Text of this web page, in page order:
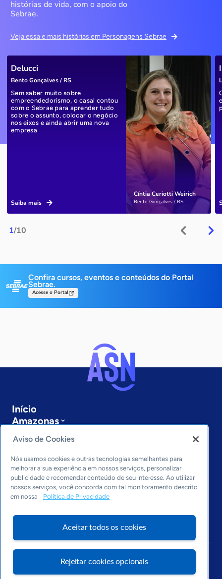
histórias de vida, com o apoio do
Sebrae.
Veja essa e mais histórias em Personagens Sebrae
1/10
Cíntia Ceriotti Weirich
Bento Gonçalves / RS
Delucci
Bento Gonçalves / RS
Sem saber muito sobre
empreendedorismo, o casal contou
com o Sebrae para aprender tudo
sobre o assunto, colocar o negócio
nos eixos e ainda abrir uma nova
empresa
Saiba mais
Confira cursos, eventos e conteúdos do Portal
Sebrae.
Acesse o Portal
Início
Amazonas
Sobre a ASN
Últimas notícias
Entre em contato
Editorias
Economia & Política
Inovação & Tecnologia
Cultura empreendedora
Arquivo
Aviso de Cookies
Nós usamos cookies e outras tecnologias semelhantes para
melhorar a sua experiência em nossos serviços, personalizar
publicidade e recomendar conteúdo de seu interesse. Ao utilizar
nossos serviços, você concorda com tal monitoramento descrito
em nossa
Política de Privacidade
Aceitar todos os cookies
Rejeitar cookies opcionais